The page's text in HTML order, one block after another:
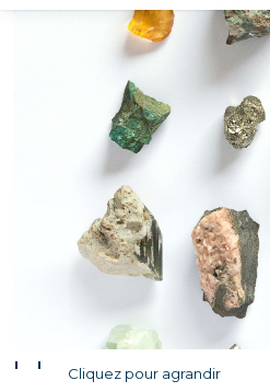
' '
Cliquez pour agrandir